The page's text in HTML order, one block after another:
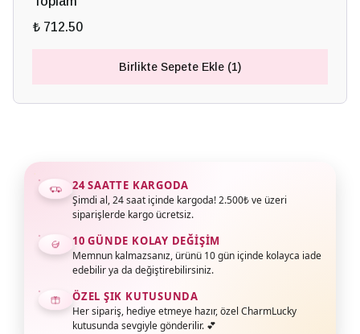
₺ 712.50
Birlikte Sepete Ekle (1)
24 SAATTE KARGODA
Şimdi al, 24 saat içinde kargoda! 2.500₺ ve üzeri
siparişlerde kargo ücretsiz.
10 GÜNDE KOLAY DEĞIŞIM
Memnun kalmazsanız, ürünü 10 gün içinde kolayca iade
edebilir ya da değiştirebilirsiniz.
ÖZEL ŞIK KUTUSUNDA
Her sipariş, hediye etmeye hazır, özel CharmLucky
kutusunda sevgiyle gönderilir. 💕